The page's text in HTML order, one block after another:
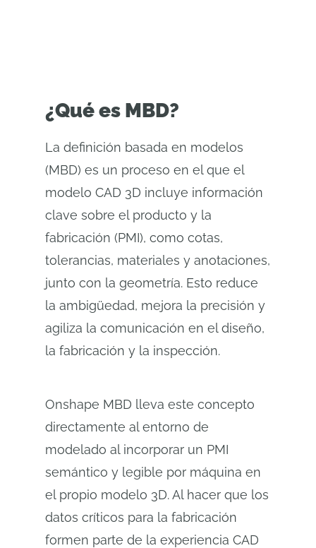
¿Qué es MBD?
La definición basada en modelos
(MBD) es un proceso en el que el
modelo CAD 3D incluye información
clave sobre el producto y la
fabricación (PMI), como cotas,
tolerancias, materiales y anotaciones,
junto con la geometría. Esto reduce
la ambigüedad, mejora la precisión y
agiliza la comunicación en el diseño,
la fabricación y la inspección.
Onshape MBD lleva este concepto
directamente al entorno de
modelado al incorporar un PMI
semántico y legible por máquina en
el propio modelo 3D. Al hacer que los
datos críticos para la fabricación
formen parte de la experiencia CAD